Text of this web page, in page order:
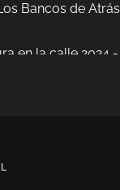
Bancos de
en la calle 2024